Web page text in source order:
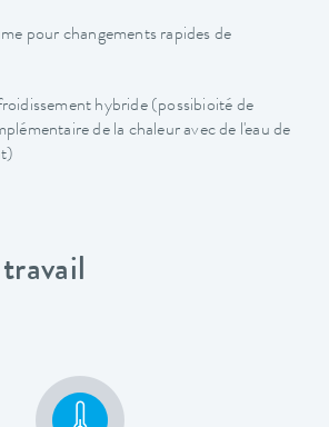
pour changements rapides de
hybride (possibioité de
de la chaleur avec de l'eau de